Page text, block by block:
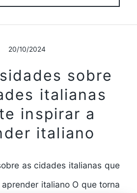
20/10/2024
sobre
italianas
inspirar a
italiano
as cidades italianas que
italiano O que torna